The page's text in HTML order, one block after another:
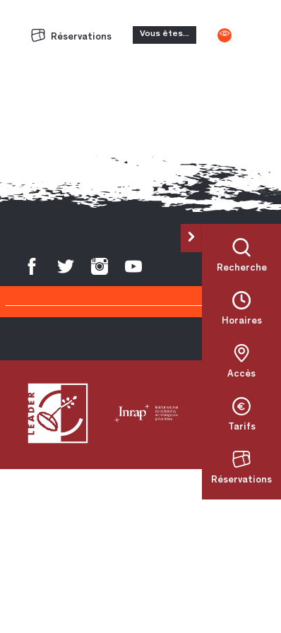
Réservations Vous êtes...
Recherche
Horaires
Accès
Tarifs
Réservations
Ok